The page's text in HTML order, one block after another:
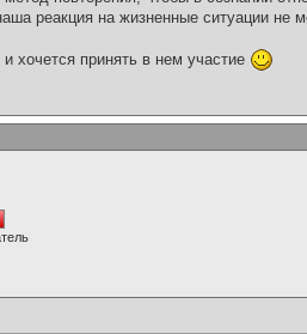
реакция на жизненные ситуации не
хочется принять в нем участие